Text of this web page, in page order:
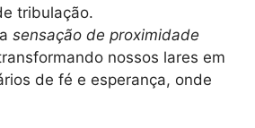
tribulação.
sensação de proximidade
nossos lares em
de fé e esperança, onde